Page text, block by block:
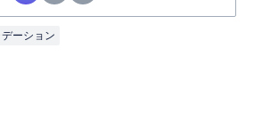
ーション